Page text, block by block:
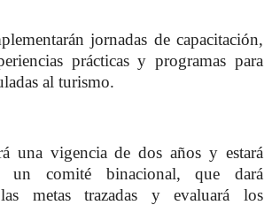
jornadas de capacitación,
prácticas y programas para
al turismo.
una vigencia de dos años y estará
un comité binacional, que dará
metas trazadas y evaluará los